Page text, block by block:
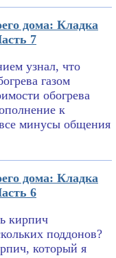
дома: Кладка
7
узнал, что
газом
обогрева
к
минусы общения
дома: Кладка
6
кирпич
поддонов?
который я